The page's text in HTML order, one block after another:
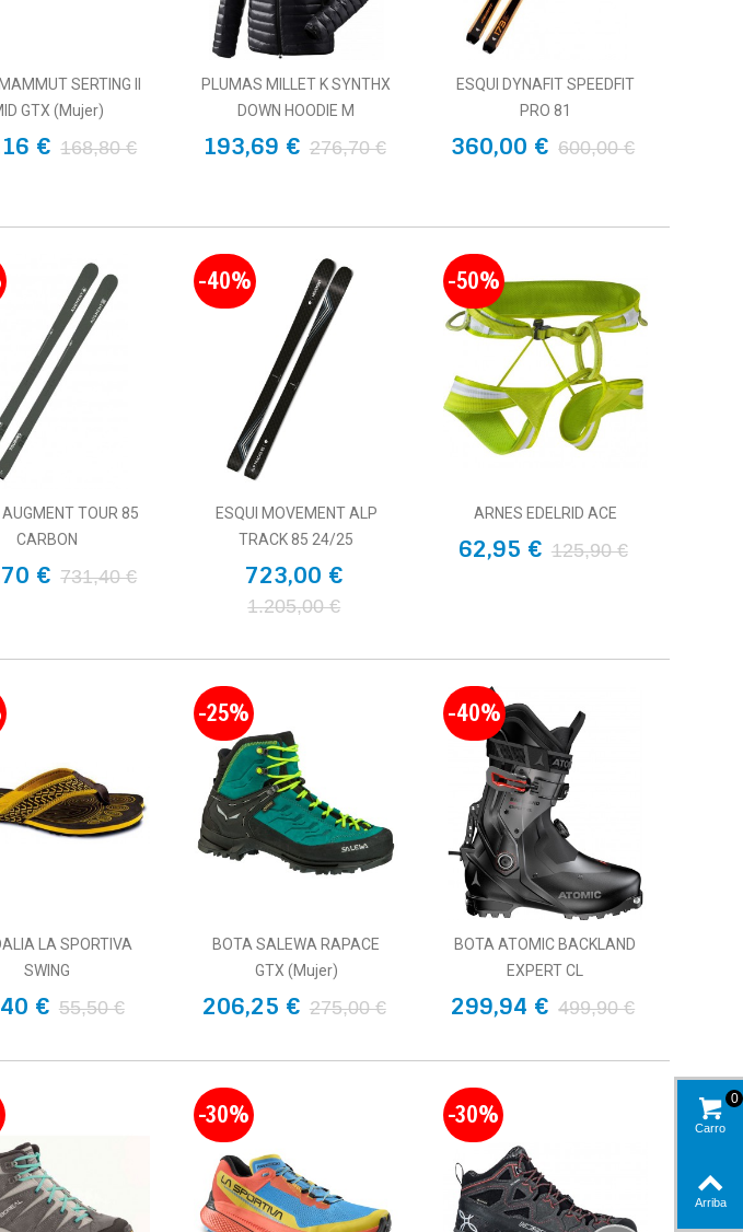
SERTING II
GTX (Mujer)
€ 168,80 €
PLUMAS MILLET K SYNTHX
DOWN HOODIE M
193,69 € 276,70 €
ESQUI DYNAFIT SPEEDFIT
PRO 81
360,00 € 600,00 €
AUGMENT TOUR 85
CARBON
€ 731,40 €
-40%
ESQUI MOVEMENT ALP
TRACK 85 24/25
723,00 €
1.205,00 €
-50%
ARNES EDELRID ACE
62,95 € 125,90 €
LA SPORTIVA
SWING
€ 55,50 €
-25%
BOTA SALEWA RAPACE
GTX (mujer)
206,25 € 275,00 €
-40%
BOTA ATOMIC BACKLAND
EXPERT CL
299,94 € 499,90 €
-30% -30% Carro
0
Arriba